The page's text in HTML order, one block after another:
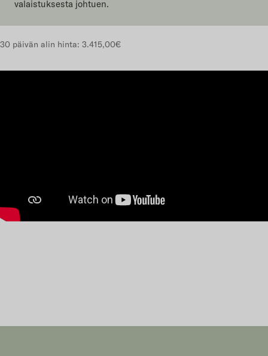
valaistuksesta johtuen.
30 päivän alin hinta: 3.415,00€